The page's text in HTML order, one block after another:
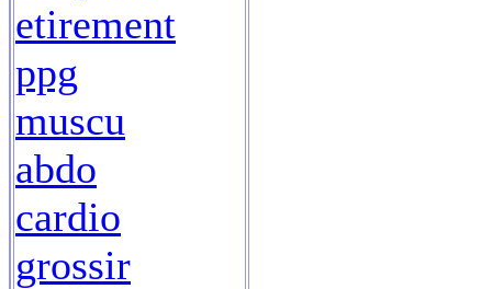
etirement
ppg
muscu
abdo
cardio
grossir